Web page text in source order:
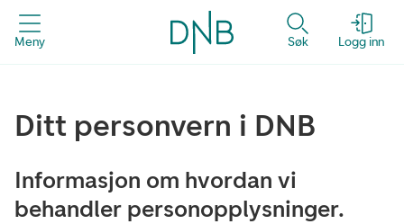
Meny Søk Logg inn
Ditt personvern i DNB
Informasjon om hvordan vi
behandler personopplysninger.